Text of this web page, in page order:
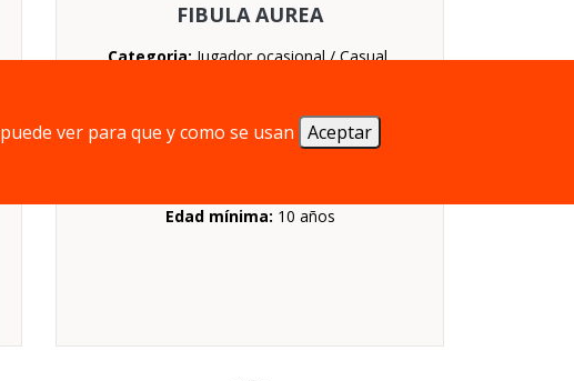
FIBULA AUREA
Categoria:Jugador ocasional / Casual,
Duración:De 45 a 60 minutos
Edad mínima: 10 años
puede ver para que y como se usan Aceptar